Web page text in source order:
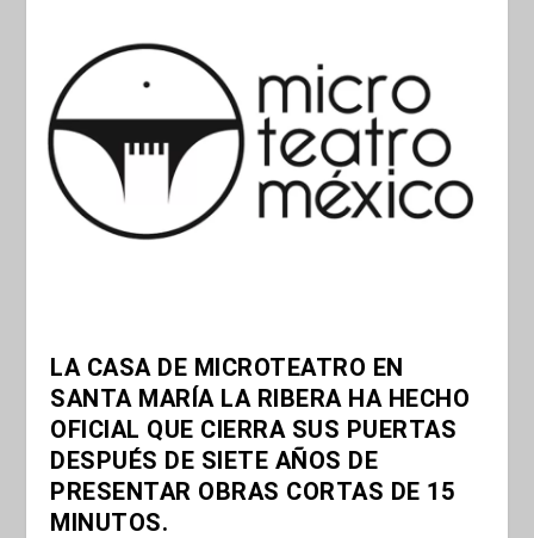
LA CASA DE MICROTEATRO EN
SANTA MARÍA LA RIBERA HA HECHO
OFICIAL QUE CIERRA SUS PUERTAS
DESPUÉS DE SIETE AÑOS DE
PRESENTAR OBRAS CORTAS DE 15
MINUTOS.